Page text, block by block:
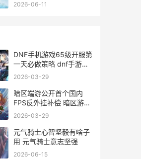
2026-06-11
DNF手机游戏65级开服第
一天必做策略 dnf手游
5.16
2026-03-29
暗区端游公开首个国内
FPS反外挂补偿 暗区游戏
攻略
2026-03-29
元气骑士心智坚毅有啥子
用 元气骑士意志坚强
2026-06-15